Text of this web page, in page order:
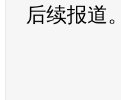
后续报道